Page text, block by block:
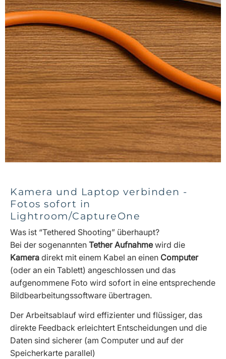
Kamera und Laptop verbinden -
Fotos sofort in
Lightroom/CaptureOne
Was ist “Tethered Shooting” überhaupt?
Bei der sogenannten Tether Aufnahmewird die
Kamera direkt mit einem Kabel an einen Computer
(oder an ein Tablett) angeschlossen und das
aufgenommene Foto wird sofort in eine entsprechende
Bildbearbeitungssoftware übertragen.
Der Arbeitsablauf wird effizienter und flüssiger, das
direkte Feedback erleichtert Entscheidungen und die
Daten sind sicherer (am Computer und auf der
Speicherkarte parallel)